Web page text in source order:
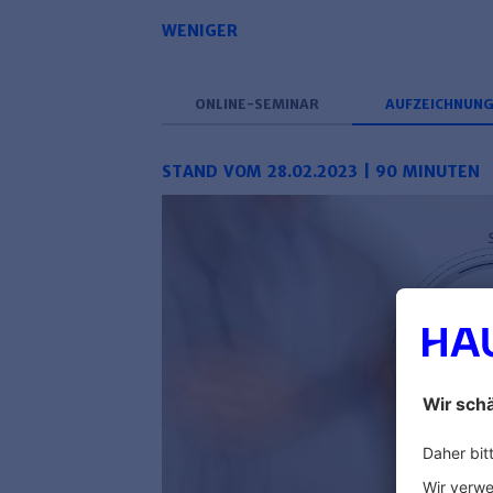
WENIGER
ONLINE-SEMINAR AUFZEICHNUNG
STAND VOM 28.02.2023 | 90 MINUTEN